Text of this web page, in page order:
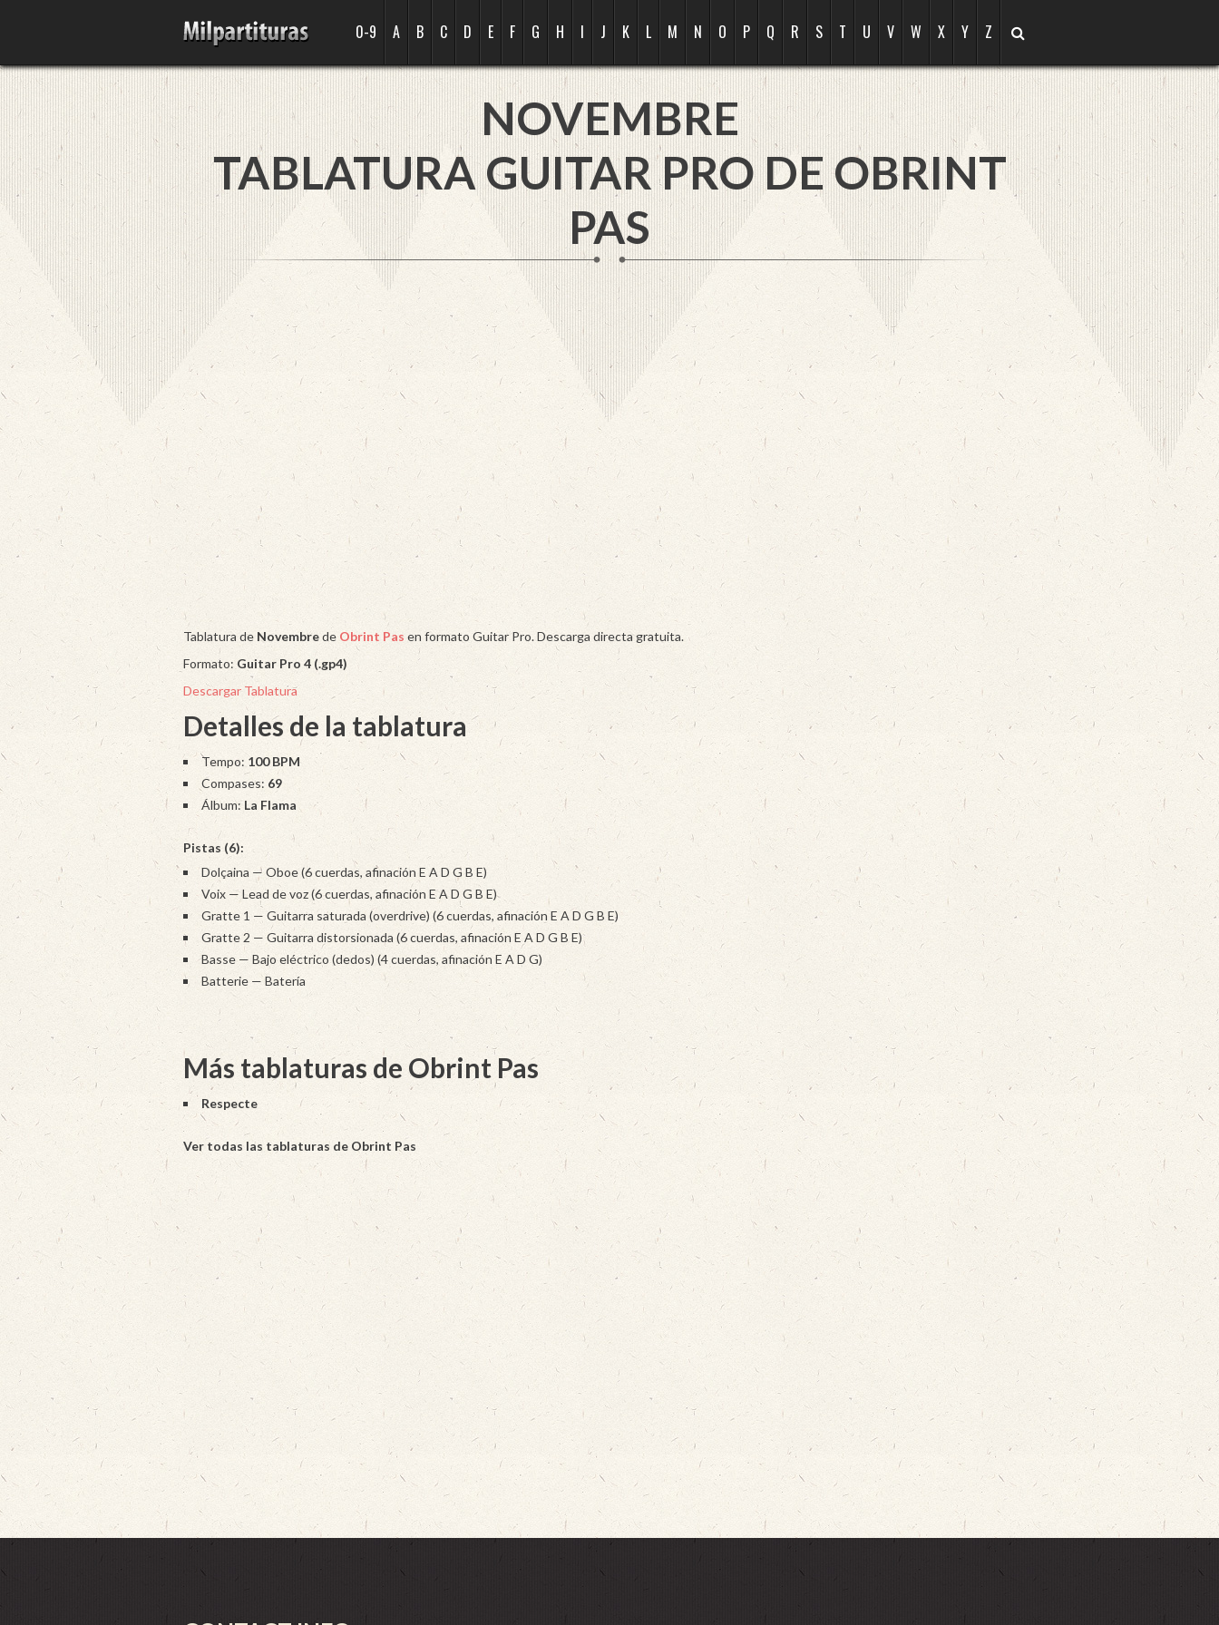
0-9 A B C D E F G H I J K L M N O P Q R S T U V W X Y Z
NOVEMBRE
TABLATURA GUITAR PRO DE OBRINT
PAS
Tablatura de Novembrede Obrint Pas en formato Guitar Pro. Descarga directa gratuita.
Formato: Guitar Pro 4 (.gp4)
Descargar Tablatura
Detalles de la tablatura
Tempo: 100 BPM
Compases: 69
Álbum: La Flama
Pistas (6):
Dolçaina — Oboe (6 cuerdas, afinación E A D G B E)
Voix — Lead de voz (6 cuerdas, afinación E A D G B E)
Gratte 1 — Guitarra saturada (overdrive) (6 cuerdas, afinación E A D G B E)
Gratte 2 — Guitarra distorsionada (6 cuerdas, afinación E A D G B E)
Basse — Bajo eléctrico (dedos) (4 cuerdas, afinación E A D G)
Batterie — Batería
Más tablaturas de Obrint Pas
Respecte
Ver todas las tablaturas de Obrint Pas